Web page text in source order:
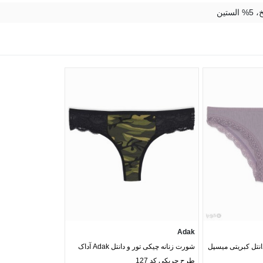
اضافه کنید.
سطح صاف یا بند در هوای آزاد خشک کنید.
دهید.
کبریتی میسپل
Adak
شورت زنانه چیکی تور و دانتل Adak آداک
طرح چریکی کد 127